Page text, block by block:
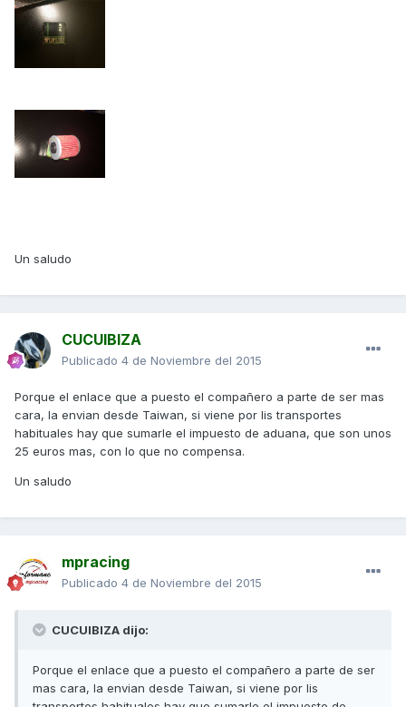
Un saludo
CUCUIBIZA
Publicado 4 de Noviembre del 2015
Porque el enlace que a puesto el compañero a parte de ser mas
cara, la envian desde Taiwan, si viene por lis transportes
habituales hay que sumarle el impuesto de aduana, que son unos
25 euros mas, con lo que no compensa.
Un saludo
mpracing
Publicado 4 de Noviembre del 2015
CUCUIBIZA dijo:
Porque el enlace que a puesto el compañero a parte de ser
mas cara, la envian desde Taiwan, si viene por lis